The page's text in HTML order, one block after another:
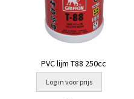
PVC lijm T88 250cc
Log in voor prijs